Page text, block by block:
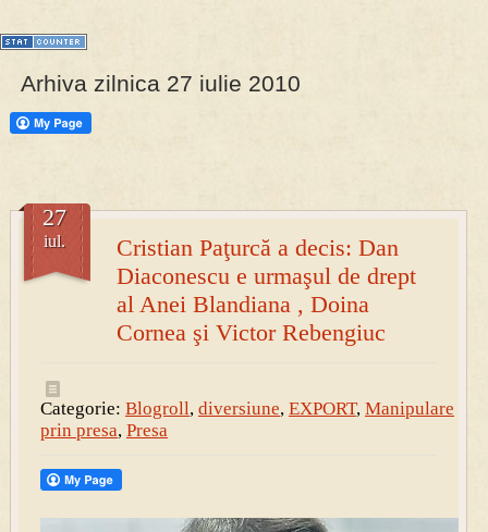
PRESA
Arhiva zilnica 27 iulie 2010
Cristian Paţurcă a decis: Dan
Diaconescu e urmaşul de drept
al Anei Blandiana , Doina
Cornea şi Victor Rebengiuc
27
iul.
Categorie: Blogroll, diversiune, EXPORT, Manipulare
prin presa, Presa